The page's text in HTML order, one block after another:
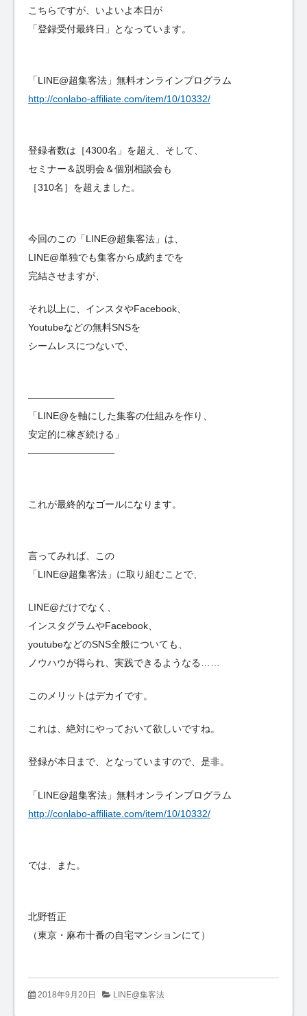
こちらですが、いよいよ本日が
「登録受付最終日」となっています。
「LINE@超集客法」無料オンラインプログラム
http://conlabo-affiliate.com/item/10/10332/
登録者数は［4300名」を超え、そして、
セミナー＆説明会＆個別相談会も
［310名］を超えました。
今回のこの「LINE@超集客法」は、
LINE@単独でも集客から成約までを
完結させますが、
それ以上に、インスタやFacebook、
Youtubeなどの無料SNSを
シームレスにつないで、
—————————
「LINE@を軸にした集客の仕組みを作り、
安定的に稼ぎ続ける」
—————————
これが最終的なゴールになります。
言ってみれば、この
「LINE@超集客法」に取り組むことで、
LINE@だけでなく、
インスタグラムやFacebook、
youtubeなどのSNS全般についても、
ノウハウが得られ、実践できるようなる……
このメリットはデカイです。
これは、絶対にやっておいて欲しいですね。
登録が本日まで、となっていますので、是非。
「LINE@超集客法」無料オンラインプログラム
http://conlabo-affiliate.com/item/10/10332/
では、また。
北野哲正
（東京・麻布十番の自宅マンションにて）
2018年9月20日 LINE@集客法